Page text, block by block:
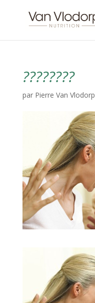
????????
par Pierre Van Vlodorp